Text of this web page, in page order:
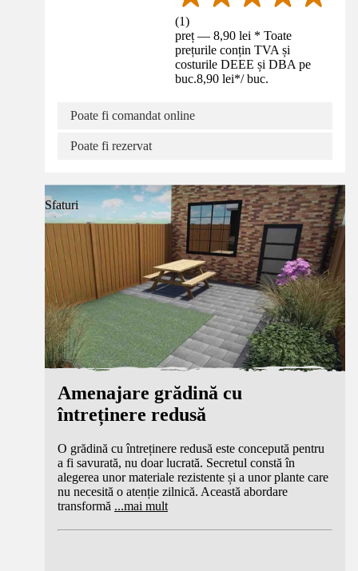
(1)
preț — 8,90 lei * Toate
prețurile conțin TVA și
costurile DEEE și DBA pe
buc.8,90 lei*/ buc.
Poate fi comandat online
Poate fi rezervat
Sfaturi
Amenajare grădină cu
întreținere redusă
O grădină cu întreținere redusă este concepută pentru
a fi savurată, nu doar lucrată. Secretul constă în
alegerea unor materiale rezistente și a unor plante care
nu necesită o atenție zilnică. Această abordare
transformă ...mai mult